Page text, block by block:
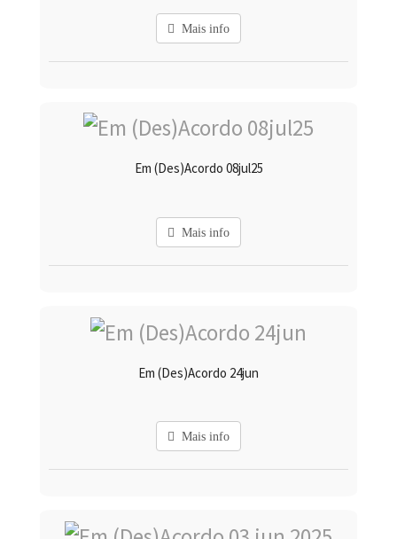
Mais info
Em (Des)Acordo 08jul25
Mais info
Em (Des)Acordo 24jun
Mais info